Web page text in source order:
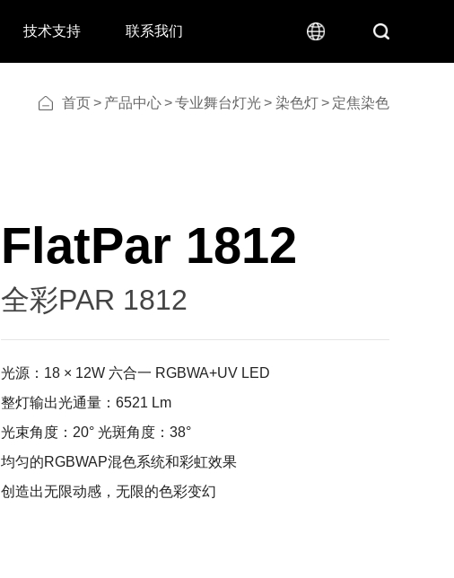
技术支持 联系我们
首页 > 产品中心>专业舞台灯光 > 染色灯> 定焦染色
FlatPar 1812
全彩PAR 1812
光源：18 × 12W 六合一 RGBWA+UV LED
整灯输出光通量：6521 Lm
光束角度：20° 光斑角度：38°
均匀的RGBWAP混色系统和彩虹效果
创造出无限动感，无限的色彩变幻